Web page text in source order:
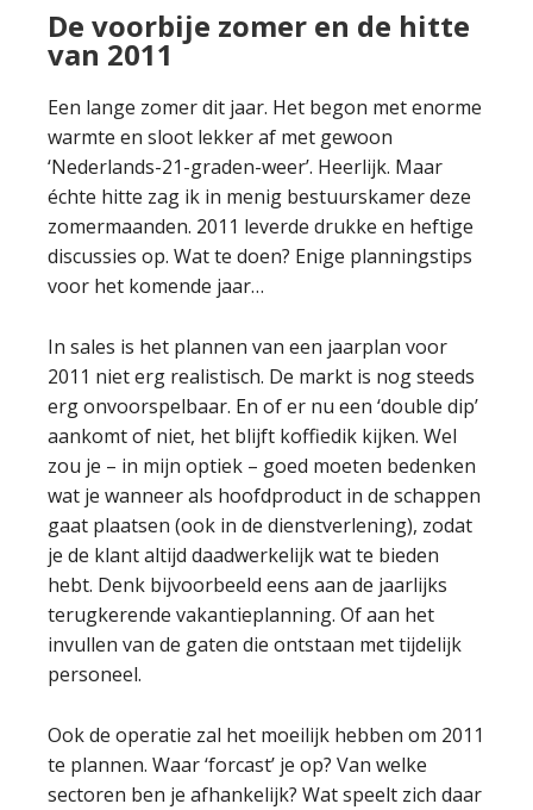
De voorbije zomer en de hitte
van 2011
Een lange zomer dit jaar. Het begon met enorme
warmte en sloot lekker af met gewoon
‘Nederlands-21-graden-weer’. Heerlijk. Maar
échte hitte zag ik in menig bestuurskamer deze
zomermaanden. 2011 leverde drukke en heftige
discussies op. Wat te doen? Enige planningstips
voor het komende jaar…
In sales is het plannen van een jaarplan voor
2011 niet erg realistisch. De markt is nog steeds
erg onvoorspelbaar. En of er nu een ‘double dip’
aankomt of niet, het blijft koffiedik kijken. Wel
zou je – in mijn optiek – goed moeten bedenken
wat je wanneer als hoofdproduct in de schappen
gaat plaatsen (ook in de dienstverlening), zodat
je de klant altijd daadwerkelijk wat te bieden
hebt. Denk bijvoorbeeld eens aan de jaarlijks
terugkerende vakantieplanning. Of aan het
invullen van de gaten die ontstaan met tijdelijk
personeel.
Ook de operatie zal het moeilijk hebben om 2011
te plannen. Waar ‘forcast’ je op? Van welke
sectoren ben je afhankelijk? Wat speelt zich daar